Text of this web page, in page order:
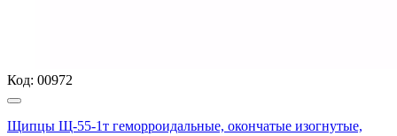
Код: 00972
Щипцы Щ-55-1т геморроидальные, окончатые изогнутые,